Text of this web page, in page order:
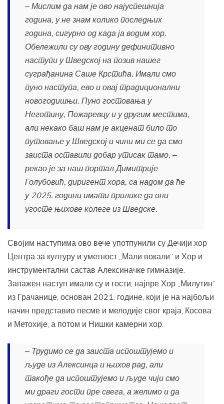
‒ Мислим да нам је ово најуспешнија
година, у не знам колико последњих
година, сигурно од када ја водим хор.
Обележили су ову годину дефинитивно
наступи у Шведској на позив нашег
суграђанина Саше Крстића. Имали смо
пуно наступа, ево и овај традиционални
новогодишњи. Пуно гостовања у
Неготину, Пожаревцу и у другим местима,
али некако баш нам је акценат било то
путовање у Шведској и чини ми се да смо
заиста оставили добар утисак тамо. ‒
рекао је за наш портал Димитрије
Голубовић, диригент хора, са надом да ће
у 2025. години имати прилике да они
угосте њихове колеге из Шведске.
Својим наступима ово вече употпунили су Дечији хор
Центра за културу и уметност „Мали вокали” и Хор и
инструментални састав Алексиначке гимназије.
Запажен наступ имали су и гости, најпре Хор „Милутин”
из Грачанице, основан 2021. године, који је на најбољи
начин представио песме и мелодије свог краја, Косова
и Метохије, а потом и Нишки камерни хор.
‒ Трудимо се да заиста испоштујемо и
људе из Алексинца и њихов рад, али
такође да испоштујемо и људе чији смо
ми драги гости пре свега, а желимо и да